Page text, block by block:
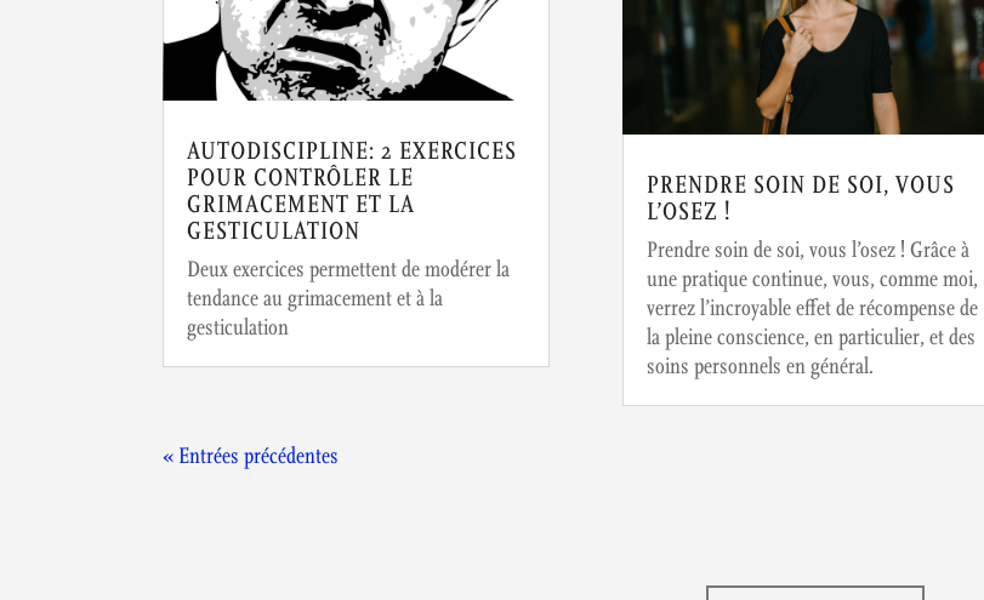
AUTODISCIPLINE: 2 EXERCICES
POUR CONTRÔLER LE
GRIMACEMENT ET LA
GESTICULATION
Deux exercices permettent de modérer la
tendance au grimacement et à la
gesticulation
PRENDRE SOIN DE SOI, VOUS
L’OSEZ !
Prendre soin de soi, vous l’osez ! Grâce à
une pratique continue, vous, comme moi,
verrez l’incroyable effet de récompense de
la pleine conscience, en particulier, et des
soins personnels en général.
« Entrées précédentes